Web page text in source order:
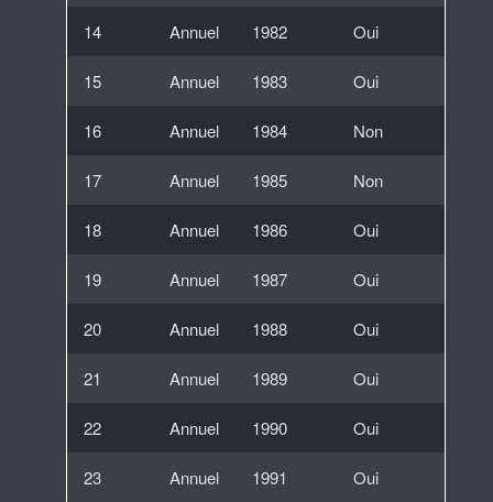
14 Annuel 1982 Oui
15 Annuel 1983 Oui
16 Annuel 1984 Non
17 Annuel 1985 Non
18 Annuel 1986 Oui
19 Annuel 1987 Oui
20 Annuel 1988 Oui
21 Annuel 1989 Oui
22 Annuel 1990 Oui
23 Annuel 1991 Oui